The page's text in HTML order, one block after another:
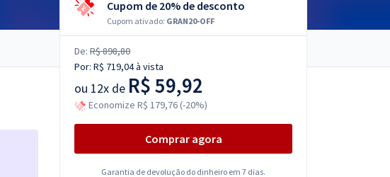
Cupom de 20% de desconto
Cupom ativado: GRAN20-OFF
De: R$ 898,80
Por: R$ 719,04à vista
ou 12x de R$ 59,92
Economize R$ 179,76 (-20%)
Comprar agora
Garantia de devolução do dinheiro em 7 dias.